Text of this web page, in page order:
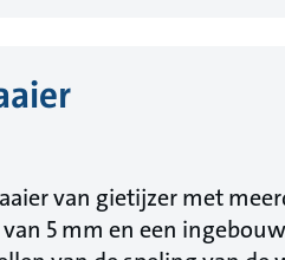
van gietijzer met
5 mm en een